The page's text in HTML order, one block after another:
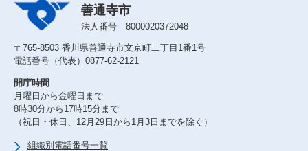
善通寺市
法人番号 8000020372048
〒765-8503 香川県善通寺市文京町二丁目1番1号
電話番号（代表）0877-62-2121
開庁時間
月曜日から金曜日まで
8時30分から17時15分まで
（祝日・休日、12月29日から1月3日までを除く）
組織別電話番号一覧